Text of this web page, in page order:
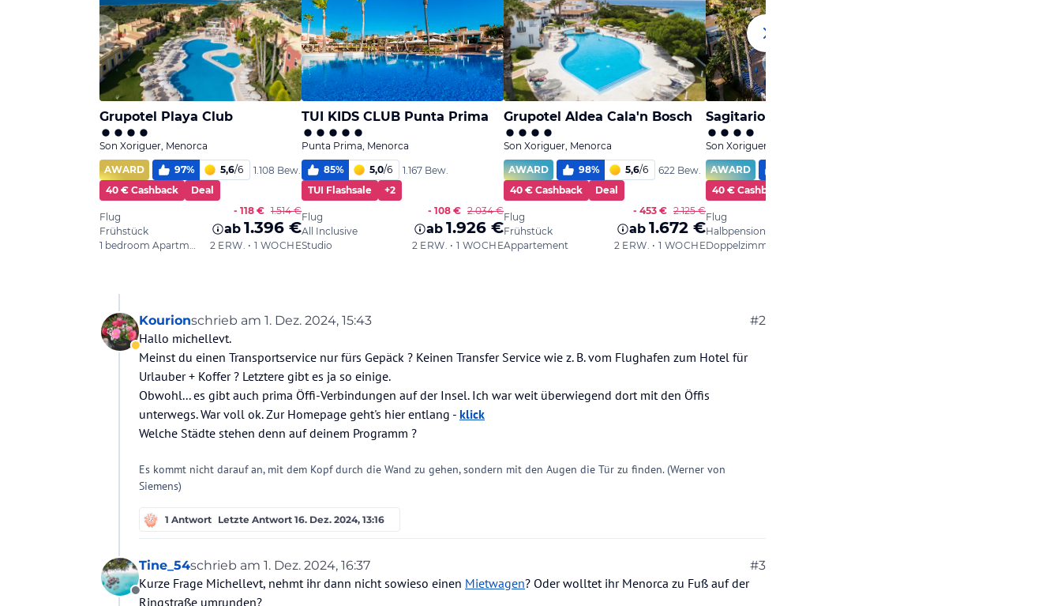
Abwesend
Kourionschrieb am 1. Dez. 2024, 15:43
zuletzt editiert von Kourion12. Jan. 2024, 15:44 #2
Hallo michellevt.
Meinst du einen Transportservice nur fürs Gepäck ? Keinen Transfer Service wie z. B. vom Flughafen zum Hotel für
Urlauber + Koffer ? Letztere gibt es ja so einige.
Obwohl... es gibt auch prima Öffi-Verbindungen auf der Insel. Ich war weit überwiegend dort mit den Öffis
unterwegs. War voll ok. Zur Homepage geht's hier entlang - klick
Welche Städte stehen denn auf deinem Programm ?
Es kommt nicht darauf an, mit dem Kopf durch die Wand zu gehen, sondern mit den Augen die Tür zu finden. (Werner von
Siemens)
1 Antwort Letzte Antwort 16. Dez. 2024, 13:16
Offline
Tine_54schrieb am 1. Dez. 2024, 16:37
zuletzt editiert von #3
Kurze Frage Michellevt, nehmt ihr dann nicht sowieso einen Mietwagen? Oder wolltet ihr Menorca zu Fuß auf der
Ringstraße umrunden?